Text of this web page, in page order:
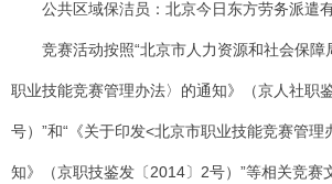
公共区域保洁员：北京今日东方劳务派遣
竞赛活动按照“北京市人力资源和社会保
职业技能竞赛管理办法〉的通知》（京人社职
号）”和“《关于印发<北京市职业技能竞赛管理
知》（京职技鉴发〔2014〕 2号）”等相关竞赛